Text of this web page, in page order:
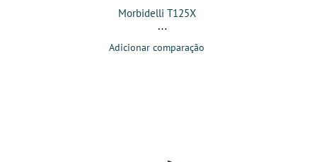
Morbidelli T125X
Adicionar comparação